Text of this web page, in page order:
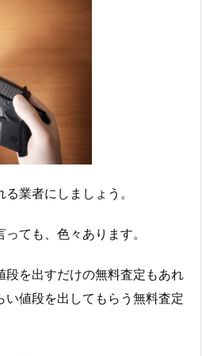
業者にしましょう。
ても、色々あります。
段を出すだけの無料査定もあれ
い値段を出してもらう無料査定